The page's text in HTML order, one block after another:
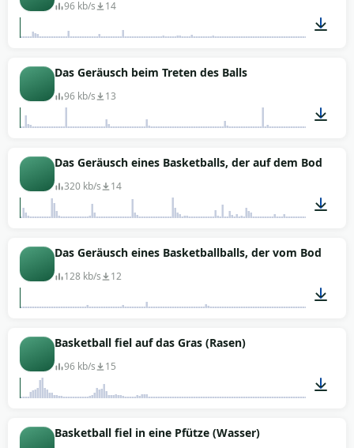
96 kb/s 14
Das Geräusch beim Treten des Balls
96 kb/s 13
00:03
Das Geräusch eines Basketballs, der auf dem Boden
320 kb/s 14
00:26
Das Geräusch eines Basketballballs, der vom Boden
128 kb/s 12
Basketball fiel auf das Gras (Rasen)
96 kb/s 15
Basketball fiel in eine Pfütze (Wasser)